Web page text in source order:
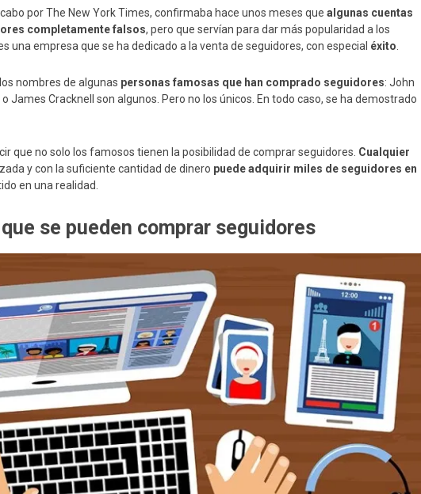
por The New York Times, confirmaba hace unos meses que algunas cuentas
completamente falsos, pero que servían para dar más popularidad a los
una empresa que se ha dedicado a la venta de seguidores, con especial éxito
nombres de algunas personas famosas que han comprado seguidores: John
James Cracknell son algunos. Pero no los únicos. En todo caso, se ha demostrado
que no solo los famosos tienen la posibilidad de comprar seguidores. Cualquier
y con la suficiente cantidad de dinero puede adquirir miles de seguidores en
en una realidad.
se pueden comprar seguidores